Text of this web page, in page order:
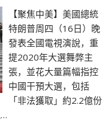
【聚焦中美】美國總統
特朗普周四（16日）晚
發表全國電視演說，重
提2020年大選舞弊主
張，並花大量篇幅指控
中國干預大選，包括
「非法獲取」約2.2億份